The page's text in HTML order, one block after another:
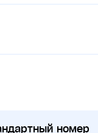
номер